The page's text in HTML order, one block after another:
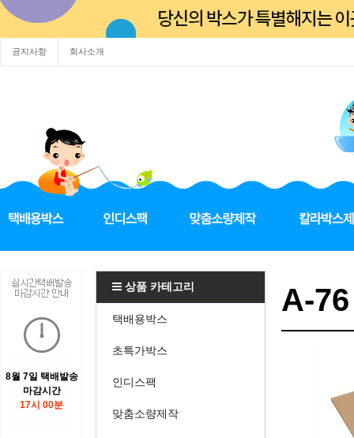
공지사항 회사소개
8월 7일 택배발송
마감시간
17시 00분
상품 카테고리
택배용박스
초특가박스
인디스팩
맞춤소량제작
A-